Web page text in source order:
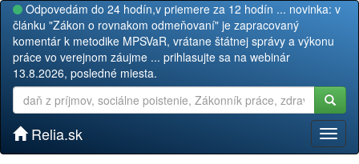
Odpovedám do 24 hodín,v priemere za 12 hodín ... novinka: v
článku "Zákon o rovnakom odmeňovaní" je zapracovaný
komentár k metodike MPSVaR, vrátane štátnej správy a výkonu
práce vo verejnom záujme ... prihlasujte sa na webinár
13.8.2026, posledné miesta.
Relia.sk